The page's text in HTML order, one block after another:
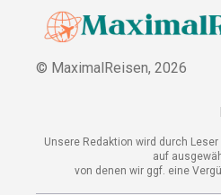
© MaximalReisen, 2026
Unsere Redaktion wird durch
auf
von denen wir ggf. eine